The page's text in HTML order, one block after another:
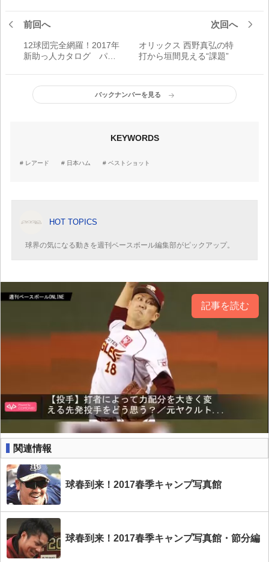
前回へ
12球団完全網羅！2017年
新助っ人カタログ パ・
次回へ
オリックス 西野真弘の特
打から垣間見える“課題”
バックナンバーを見る
KEYWORDS
レアード 日本ハム ベストショット
HOT TOPICS
球界の気になる動きを週刊ベースボール編集部がピックアップ。
記事を読む
関連情報
球春到来！2017春季キャンプ写真館
球春到来！2017春季キャンプ写真館・節分編